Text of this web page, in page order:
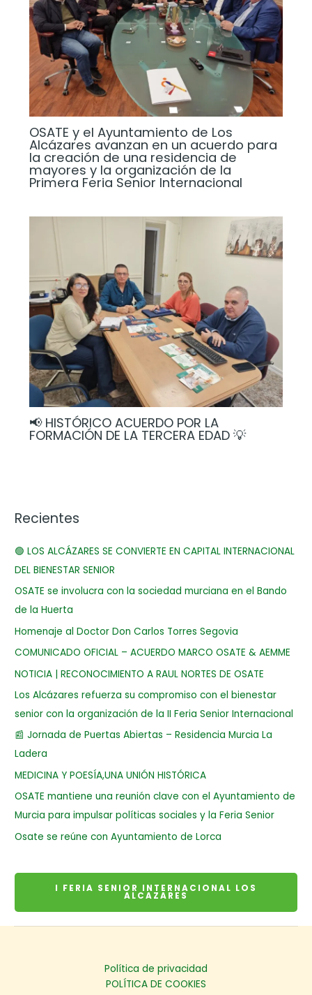
OSATE y el Ayuntamiento de Los
Alcázares avanzan en un acuerdo para
la creación de una residencia de
mayores y la organización de la
Primera Feria Senior Internacional
📢 HISTÓRICO ACUERDO POR LA
FORMACIÓN DE LA TERCERA EDAD 💡
Recientes
🟢 LOS ALCÁZARES SE CONVIERTE EN CAPITAL INTERNACIONAL
DEL BIENESTAR SENIOR
OSATE se involucra con la sociedad murciana en el Bando
de la Huerta
Homenaje al Doctor Don Carlos Torres Segovia
COMUNICADO OFICIAL – ACUERDO MARCO OSATE & AEMME
NOTICIA | RECONOCIMIENTO A RAUL NORTES DE OSATE
Los Alcázares refuerza su compromiso con el bienestar
senior con la organización de la II Feria Senior Internacional
📰 Jornada de Puertas Abiertas – Residencia Murcia La
Ladera
MEDICINA Y POESÍA,UNA UNIÓN HISTÓRICA
OSATE mantiene una reunión clave con el Ayuntamiento de
Murcia para impulsar políticas sociales y la Feria Senior
Osate se reúne con Ayuntamiento de Lorca
I FERIA SENIOR INTERNACIONAL LOS
ALCAZARES
Política de privacidad
POLÍTICA DE COOKIES